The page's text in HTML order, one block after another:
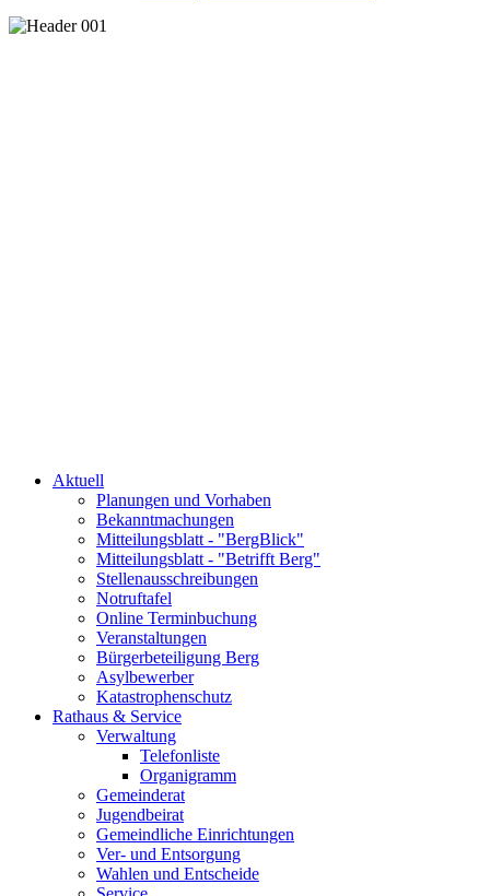
Aktuell
Planungen und Vorhaben
Bekanntmachungen
Mitteilungsblatt - "BergBlick"
Mitteilungsblatt - "Betrifft Berg"
Stellenausschreibungen
Notruftafel
Online Terminbuchung
Veranstaltungen
Bürgerbeteiligung Berg
Asylbewerber
Katastrophenschutz
Rathaus & Service
Verwaltung
Telefonliste
Organigramm
Gemeinderat
Jugendbeirat
Gemeindliche Einrichtungen
Ver- und Entsorgung
Wahlen und Entscheide